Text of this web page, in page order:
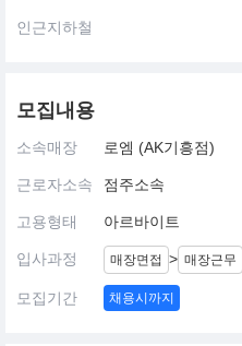
인근지하철
모집내용
소속매장 로엠 (AK기흥점)
근로자소속 점주소속
고용형태 아르바이트
입사과정 매장면접 > 매장근무
모집기간 채용시까지